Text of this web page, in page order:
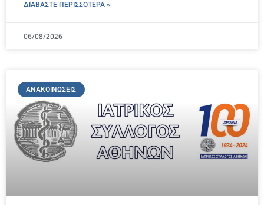
ΔΙΑΒΑΣΤΕ ΠΕΡΙΣΣΌΤΕΡΑ »
06/08/2026
ΑΝΑΚΟΙΝΏΣΕΙΣ